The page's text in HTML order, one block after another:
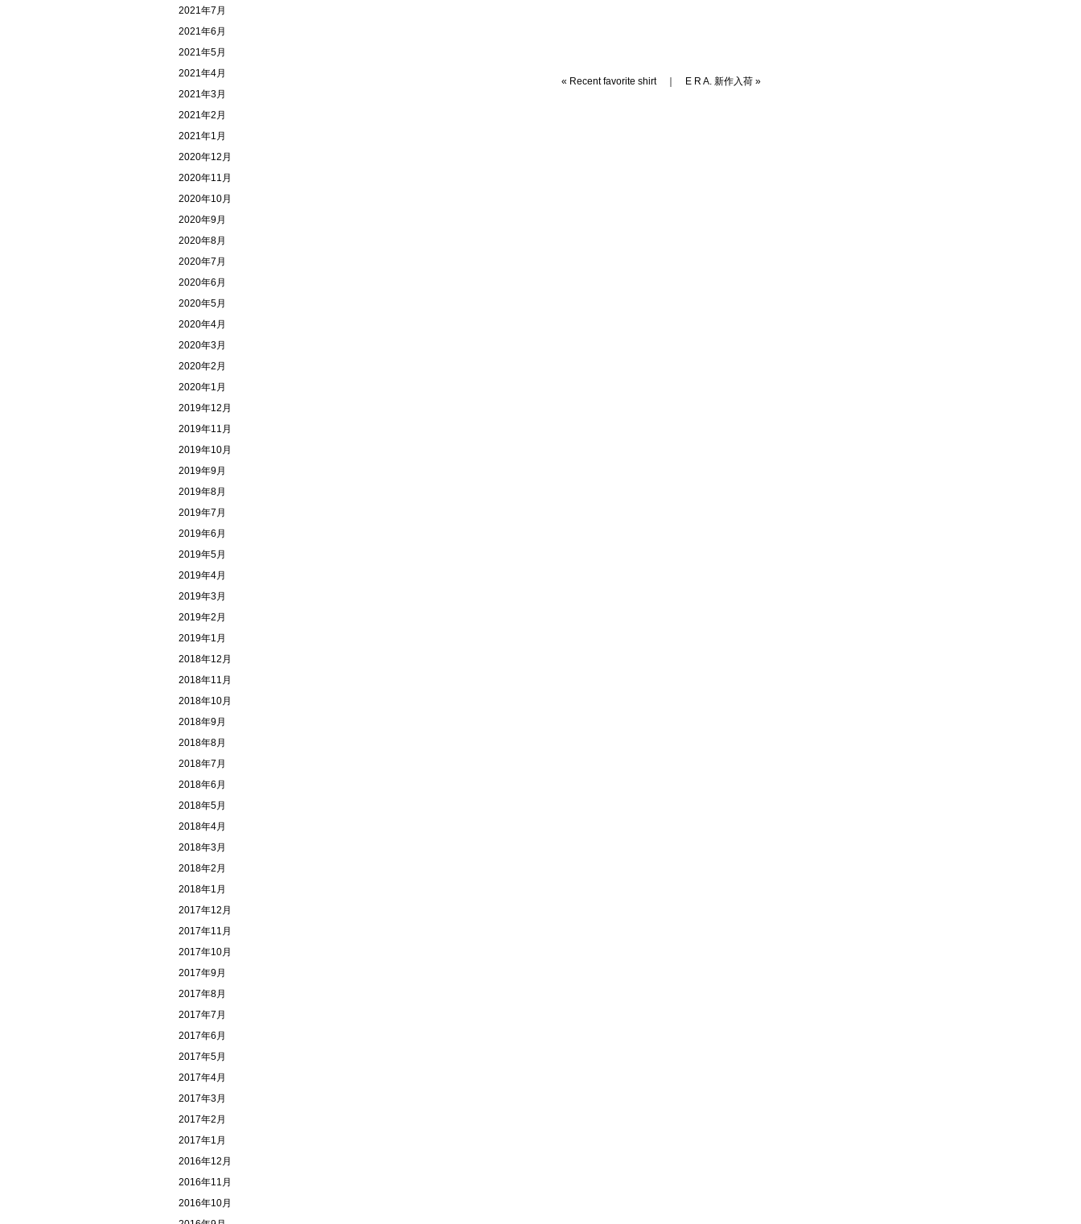
« Recent favorite shirt｜ E R A. 新作入荷 »
2021年7月
2021年6月
2021年5月
2021年4月
2021年3月
2021年2月
2021年1月
2020年12月
2020年11月
2020年10月
2020年9月
2020年8月
2020年7月
2020年6月
2020年5月
2020年4月
2020年3月
2020年2月
2020年1月
2019年12月
2019年11月
2019年10月
2019年9月
2019年8月
2019年7月
2019年6月
2019年5月
2019年4月
2019年3月
2019年2月
2019年1月
2018年12月
2018年11月
2018年10月
2018年9月
2018年8月
2018年7月
2018年6月
2018年5月
2018年4月
2018年3月
2018年2月
2018年1月
2017年12月
2017年11月
2017年10月
2017年9月
2017年8月
2017年7月
2017年6月
2017年5月
2017年4月
2017年3月
2017年2月
2017年1月
2016年12月
2016年11月
2016年10月